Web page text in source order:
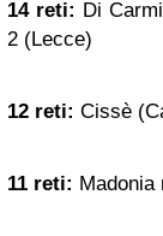
14 reti: Di
2 (Lecce)
12 reti: Cissè
11 reti: Madonia